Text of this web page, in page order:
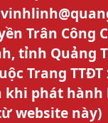
Trân Công
tỉnh Quảng
Trang
khi phát
website này)